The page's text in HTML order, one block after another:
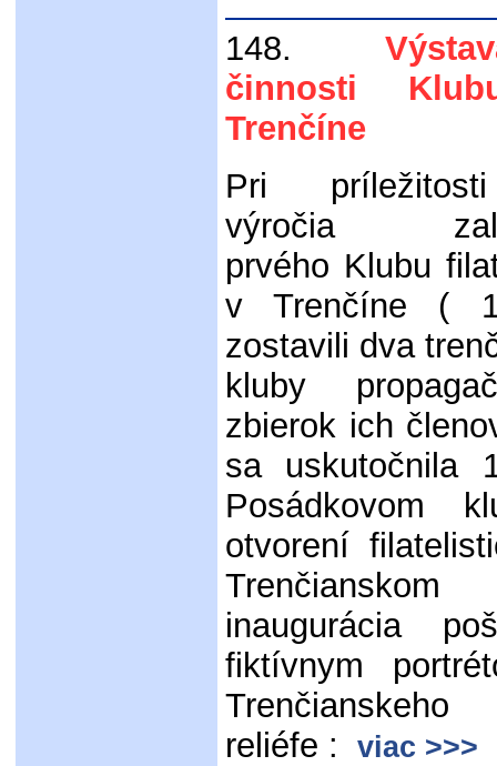
148.
činnosti
Trenčíne
Pri
výročia
prvého Klubu
v Trenčíne (
zostavili dva
kluby
zbierok ich
sa uskutočnila
Posádkovom
otvorení
inaugurácia
fiktívnym
reliéfe :
viac >>>